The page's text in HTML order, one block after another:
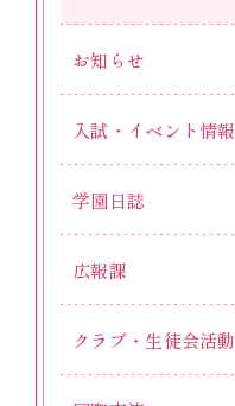
お知らせ
入試・イベント情報
学園日誌
広報課
クラブ・生徒会活動